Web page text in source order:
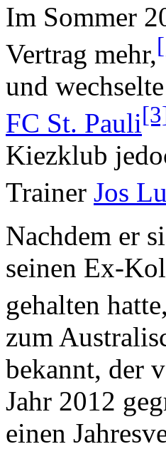
Im Sommer
Vertrag mehr,
und
FC St. Pauli
Kiezklub
Trainer Jos
Nachdem er
seinen Ex-
gehalten hatte,
zum
bekannt, der
Jahr 2012
einen